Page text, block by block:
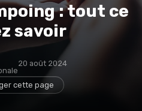
: tout ce
savoir
20 août 2024
cette page